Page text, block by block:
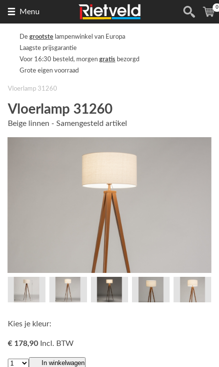
Menu
de
(
0
De grootste lampenwinkel van Europa
Laagste prijsgarantie
Voor 16:30 besteld, morgen gratis bezorgd
Grote eigen voorraad
Vloerlamp 31260
Vloerlamp 31260
Beige linnen - Samengesteld artikel
Kies je kleur:
€ 178,90 Incl. BTW
In winkelwagen